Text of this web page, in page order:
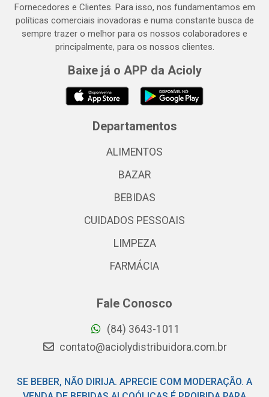
Fornecedores e Clientes. Para isso, nos fundamentamos em
políticas comerciais inovadoras e numa constante busca de
sempre trazer o melhor para os nossos colaboradores e
principalmente, para os nossos clientes.
Baixe já o APP da Acioly
Departamentos
ALIMENTOS
BAZAR
BEBIDAS
CUIDADOS PESSOAIS
LIMPEZA
FARMÁCIA
Fale Conosco
(84) 3643-1011
contato@aciolydistribuidora.com.br
SE BEBER, NÃO DIRIJA. APRECIE COM MODERAÇÃO. A